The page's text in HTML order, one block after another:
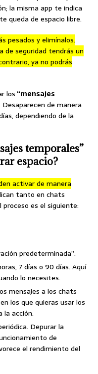
la misma app te indica
queda de espacio libre.
pesados y elimínalos.
de seguridad tendrás un
ya no podrás
los “mensajes
de manera
dependiendo de la
temporales”
espacio?
activar de manera
tanto en chats
proceso es el siguiente:
predeterminada”.
7 días o 90 días. Aquí
lo necesites.
mensajes a los chats
los que quieras usar los
la acción.
Depurar la
de
el rendimiento del